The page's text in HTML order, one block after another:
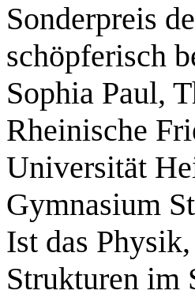
Sonderpreis
schöpferisch
Sophia Paul,
Rheinische
Universität
Gymnasium
Ist das
Strukturen im